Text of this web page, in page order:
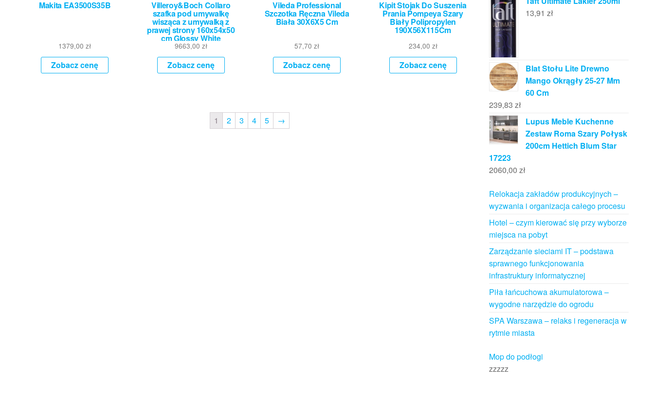
Makita EA3500S35B
1379,00zł
Zobacz cenę
Villeroy&Boch Collaro
szafka pod umywalkę
wisząca z umywalką z
prawej strony 160x54x50
cm Glossy White
C03000DH
9663,00 zł
Zobacz cenę
Vileda Professional
Szczotka Ręczna Vileda
Biała 30X6X5 Cm
57,70zł
Zobacz cenę
Kipit Stojak Do Suszenia
Prania Pompeya Szary
Biały Polipropylen
190X56X115Cm
234,00 zł
Zobacz cenę
1 2 3 4 5 →
13,91 zł
Blat Stołu Lite Drewno
Mango Okrągły 25-27 Mm
60 Cm
239,83 zł
Lupus Meble Kuchenne
Zestaw Roma Szary Połysk
200cm Hettich Blum Star
17223
2060,00 zł
Relokacja zakładów produkcyjnych –
wyzwania i organizacja całego procesu
Hotel – czym kierować się przy wyborze
miejsca na pobyt
Zarządzanie sieciami IT – podstawa
sprawnego funkcjonowania
infrastruktury informatycznej
Piła łańcuchowa akumulatorowa –
wygodne narzędzie do ogrodu
SPA Warszawa – relaks i regeneracja w
rytmie miasta
Mop do podłogi
zzzzz